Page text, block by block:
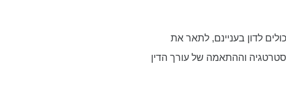
לדון בעניינם, לתאר את
וההתאמה של עורך הדין